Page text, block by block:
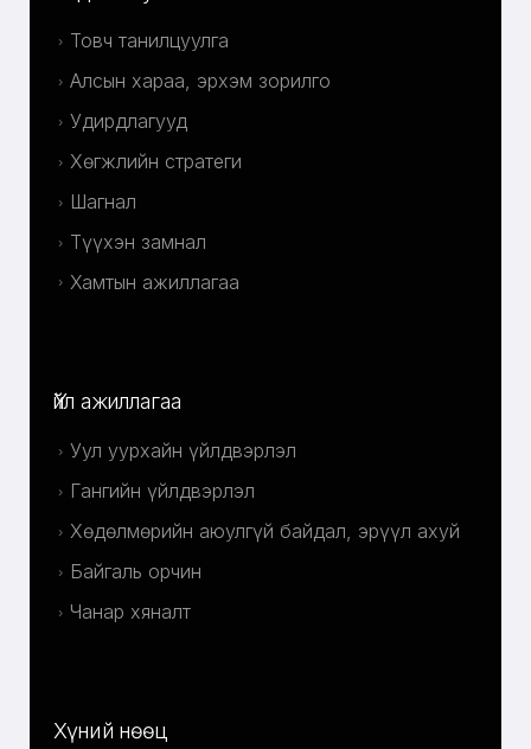
Товч танилцуулга
Алсын хараа, эрхэм зорилго
Удирдлагууд
Хөгжлийн стратеги
Шагнал
Түүхэн замнал
Хамтын ажиллагаа
Үйл ажиллагаа
Уул уурхайн үйлдвэрлэл
Гангийн үйлдвэрлэл
Хөдөлмөрийн аюулгүй байдал, эрүүл ахуй
Байгаль орчин
Чанар хяналт
Хүний нөөц